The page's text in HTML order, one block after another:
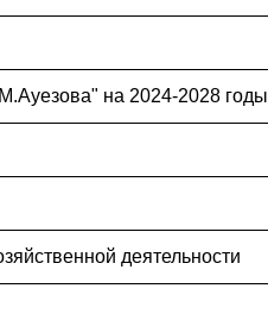
на 2024-2028 годы
деятельности